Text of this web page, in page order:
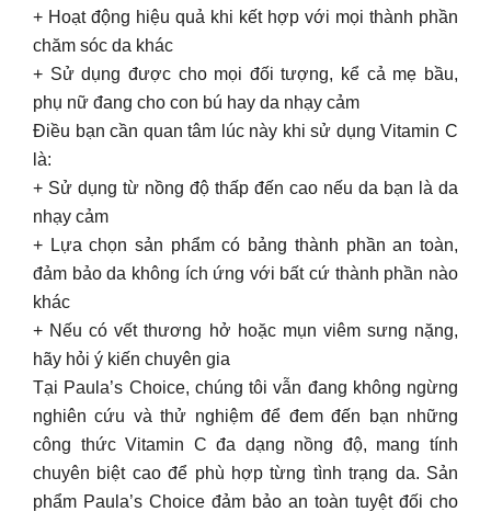
+ Hoạt động hiệu quả khi kết hợp với mọi thành phần
chăm sóc da khác
+ Sử dụng được cho mọi đối tượng, kể cả mẹ bầu,
phụ nữ đang cho con bú hay da nhạy cảm
Điều bạn cần quan tâm lúc này khi sử dụng Vitamin C
là:
+ Sử dụng từ nồng độ thấp đến cao nếu da bạn là da
nhạy cảm
+ Lựa chọn sản phẩm có bảng thành phần an toàn,
đảm bảo da không ích ứng với bất cứ thành phần nào
khác
+ Nếu có vết thương hở hoặc mụn viêm sưng nặng,
hãy hỏi ý kiến chuyên gia
Tại Paula’s Choice, chúng tôi vẫn đang không ngừng
nghiên cứu và thử nghiệm để đem đến bạn những
công thức Vitamin C đa dạng nồng độ, mang tính
chuyên biệt cao để phù hợp từng tình trạng da. Sản
phẩm Paula’s Choice đảm bảo an toàn tuyệt đối cho